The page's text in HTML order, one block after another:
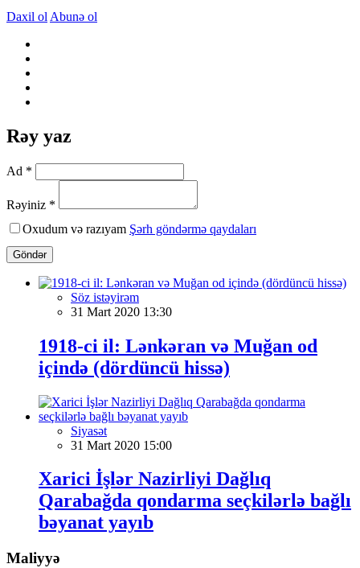
Daxil ol Abunə ol
Rəy yaz
Ad *
Rəyiniz *
Oxudum və razıyam Şərh göndərmə qaydaları
Göndər
Söz istəyirəm
31 Mart 2020 13:30
1918-ci il: Lənkəran və Muğan od
içində (dördüncü hissə)
Siyasət
31 Mart 2020 15:00
Xarici İşlər Nazirliyi Dağlıq
Qarabağda qondarma seçkilərlə bağlı
bəyanat yayıb
Maliyyə